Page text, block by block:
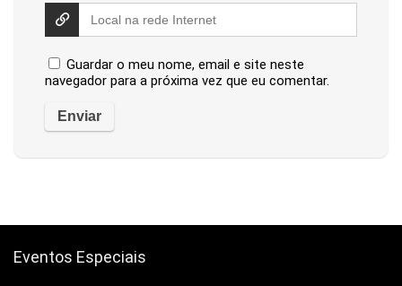
Guardar o meu nome, email e site neste
navegador para a próxima vez que eu comentar.
Eventos Especiais